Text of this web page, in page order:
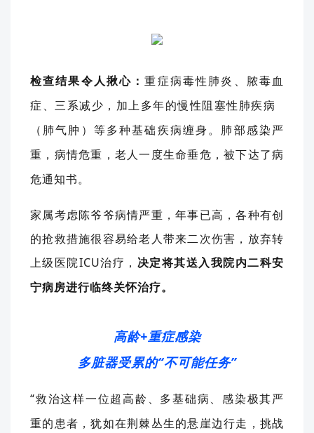
检查结果令人揪心：重症病毒性肺炎、脓毒血
症、三系减少，加上多年的慢性阻塞性肺疾病
（肺气肿）等多种基础疾病缠身。肺部感染严
重， 病情危重 ， 老人一度生命垂危，被下达了病
危通知书。
家属考虑陈爷爷病情严重，年事已高，各种有创
的抢救措施很容易给老人带来二次伤害，放弃转
上级医院ICU治疗， 决定将其送入我院内二科安
宁病房进行临终关怀治疗。
高龄+重症感染
多脏器受累的“不可能任务”
“救治这样一位超高龄、多基础病、感染极其严
重的患者，犹如在荆棘丛生的悬崖边行走，挑战